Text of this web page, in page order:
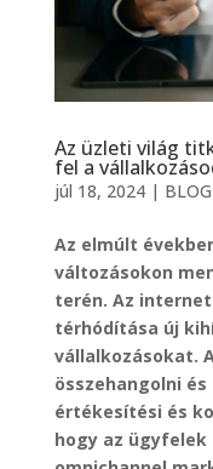
Az üzleti világ
fel a
júl 18, 2024| BLOG
Az elmúlt
változásokon
terén. Az
térhódítása új
vállalkozásokat.
összehangolni
értékesítési és
hogy az ügyfelek